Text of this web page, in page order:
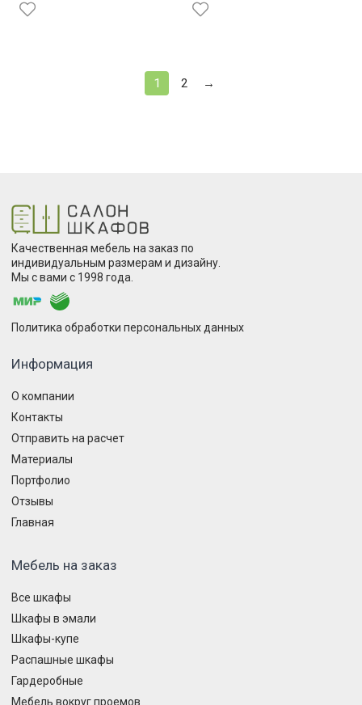
1 2 →
Качественная мебель на заказ по
индивидуальным размерам и дизайну.
Мы с вами с 1998 года.
Политика обработки персональных данных
Информация
О компании
Контакты
Отправить на расчет
Материалы
Портфолио
Отзывы
Главная
Мебель на заказ
Все шкафы
Шкафы в эмали
Шкафы-купе
Распашные шкафы
Гардеробные
Мебель вокруг проемов